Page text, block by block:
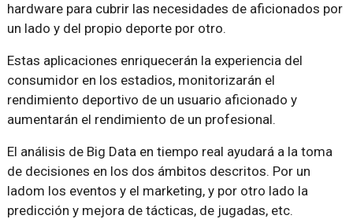
hardware para cubrir las necesidades de aficionados por
un lado y del propio deporte por otro.
Estas aplicaciones enriquecerán la experiencia del
consumidor en los estadios, monitorizarán el
rendimiento deportivo de un usuario aficionado y
aumentarán el rendimiento de un profesional.
El análisis de Big Data en tiempo real ayudará a la toma
de decisiones en los dos ámbitos descritos. Por un
ladom los eventos y el marketing, y por otro lado la
predicción y mejora de tácticas, de jugadas, etc.